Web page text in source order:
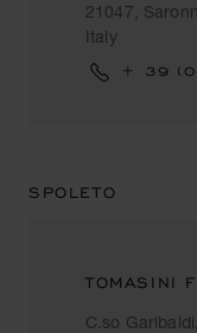
21047,
Italy
+ 39
SPOLETO
TOMASINI
C.so